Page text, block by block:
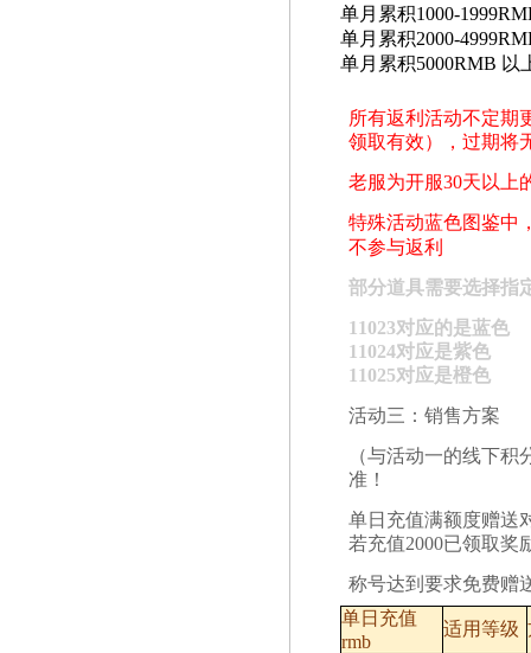
单月累积1000-
单月累积2000-
单月累积5000RMB 以
所有返利活动不定期
领取有效），过期将
老服为开服30天以上
特殊活动蓝色图鉴中
不参与返利
部分道具需要选择指
11023对应的是蓝色
11024对应是紫色
11025对应是橙色
活动三：销售方案
（与活动一的线下
准！
单日充值满额度赠送
若充值2000已领取奖
称号达到要求免费
单日充值
rmb
适用等级